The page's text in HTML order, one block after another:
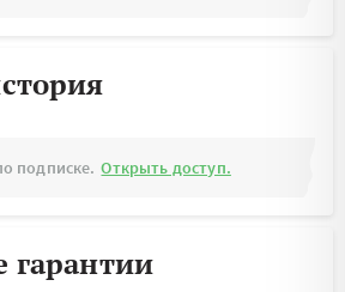
подписке. Открыть доступ.
гарантии